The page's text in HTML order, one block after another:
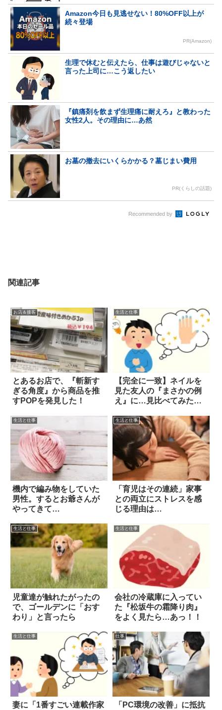
Amazon今日も見逃せない！80%OFF以上が
続々登場
PR(Amazon)
生理で休むと伝えたら、仕事は遊びじゃないと
言った上司に…こう返したい
『鎮痛剤を飲まず生理痛に耐えろ』と教わった
女性2人。その理由に…あ然
お墓の撤去にいくらかかる？墓じまい費用
PR(くらしの話題)
Recommended by
関連記事
お店＆接客
とあるお店で、『斬新す
ぎる角度』から商品を推
すPOPを発見した！
生活と仕事
【完全に一致】ネイルを
見た友人の『まさかの例
え』に…見比べてみた
生活と仕事
機内で編み物をしていた
男性。するとお爺さんが
やってきて…
生活と仕事
「育児はその連続」家事
との両立にストレスを感
じる理由は…
生活と仕事
児童達が触れたがったの
で、ゴールデンに「おす
わり」と言ったら
生活と仕事
会社の冷蔵庫に入ってい
た『松坂牛の霜降り肉』
をよく見たら…あっ！！
生活と仕事
妻に「1番すごい連載作家
仕事
「PC環境の改善」に抵抗